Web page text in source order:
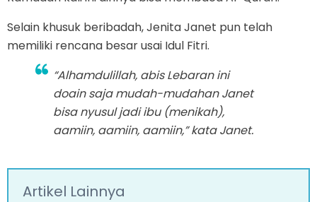
Selain khusuk beribadah, Jenita Janet pun telah
memiliki rencana besar usai Idul Fitri.
“Alhamdulillah, abis Lebaran ini
doain saja mudah-mudahan Janet
bisa nyusul jadi ibu (menikah),
aamiin, aamiin, aamiin,” kata Janet.
Artikel Lainnya